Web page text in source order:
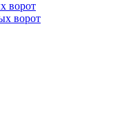
ворот
ворот